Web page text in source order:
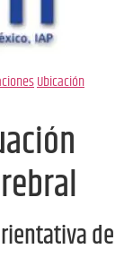
Ubicación
de